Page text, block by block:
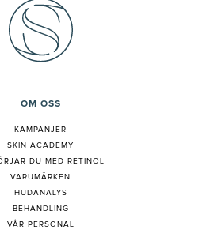
OM OSS
KAMPANJER
SKIN ACADEMY
DU MED RETINOL
VARUMÄRKEN
HUDANALYS
BEHANDLING
VÅR PERSONAL